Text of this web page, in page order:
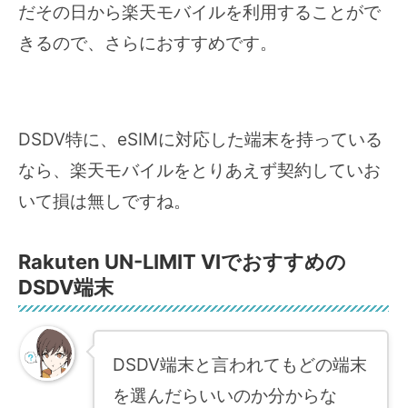
だその日から楽天モバイルを利用することがで
きるので、さらにおすすめです。
DSDV特に、eSIMに対応した端末を持っている
なら、楽天モバイルをとりあえず契約していお
いて損は無しですね。
Rakuten UN-LIMIT VIでおすすめの
DSDV端末
DSDV端末と言われてもどの端末
を選んだらいいのか分からな